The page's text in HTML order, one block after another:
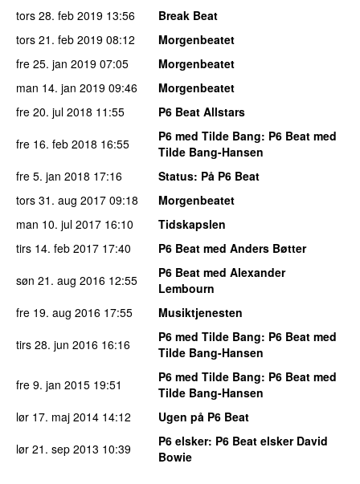
tors 28. feb 2019 13:56
Break Beat
tors 21. feb 2019 08:12
Morgenbeatet
fre 25. jan 2019 07:05
Morgenbeatet
man 14. jan 2019 09:46
Morgenbeatet
fre 20. jul 2018 11:55
P6 Beat Allstars
fre 16. feb 2018 16:55 P6 med Tilde Bang: P6 Beat med
Tilde Bang-Hansen
fre 5. jan 2018 17:16 Status: På P6 Beat
tors 31. aug 2017 09:18
Morgenbeatet
man 10. jul 2017 16:10
Tidskapslen
tirs 14. feb 2017 17:40
P6 Beat med Anders Bøtter
søn 21. aug 2016 12:55
P6 Beat med Alexander
Lembourn
fre 19. aug 2016 17:55
Musiktjenesten
tirs 28. jun 2016 16:16 P6 med Tilde Bang: P6 Beat med
Tilde Bang-Hansen
fre 9. jan 2015 19:51 P6 med Tilde Bang: P6 Beat med
Tilde Bang-Hansen
lør 17. maj 2014 14:12
Ugen på P6 Beat
lør 21. sep 2013 10:39 P6 elsker: P6 Beat elsker David
Bowie